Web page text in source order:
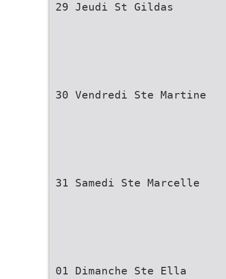
29 Jeudi St Gildas
30 Vendredi Ste Martine
31 Samedi Ste Marcelle
01 Dimanche Ste Ella